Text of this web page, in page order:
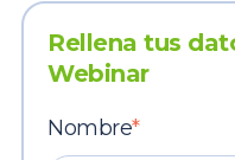
Rellena tus
Webinar
Nombre*